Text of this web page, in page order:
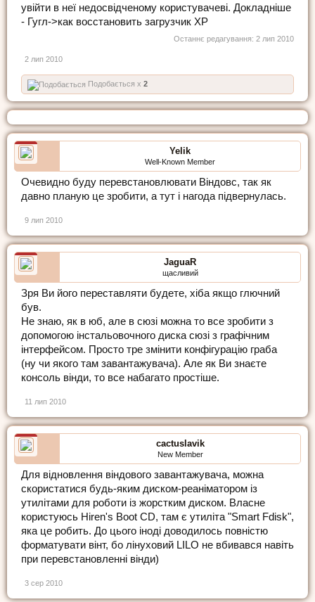
увійти в неї недосвідченому користувачеві. Докладніше
- Гугл->как восстановить загрузчик ХР
Останнє редагування: 2 лип 2010
2 лип 2010
Подобається x 2
Yelik
Well-Known Member
Очевидно буду перевстановлювати Віндовс, так як
давно планую це зробити, а тут і нагода підвернулась.
9 лип 2010
JaguaR
щасливий
Зря Ви його переставляти будете, хіба якщо глючний
був.
Не знаю, як в юб, але в сюзі можна то все зробити з
допомогою інстальовочного диска сюзі з графічним
інтерфейсом. Просто тре змінити конфігурацію граба
(ну чи якого там завантажувача). Але як Ви знаєте
консоль вінди, то все набагато простіше.
11 лип 2010
cactuslavik
New Member
Для відновлення віндового завантажувача, можна
скористатися будь-яким диском-реаніматором із
утилітами для роботи із жорстким диском. Власне
користуюсь Hiren's Boot CD, там є утиліта "Smart Fdisk",
яка це робить. До цього іноді доводилось повністю
форматувати вінт, бо лінуховий LILO не вбивався навіть
при перевстановленні вінди)
3 сер 2010